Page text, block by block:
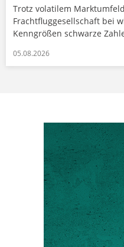
Trotz volatilem
Frachtfluggesellschaft bei
Kenngrößen schwarze
05.08.2026